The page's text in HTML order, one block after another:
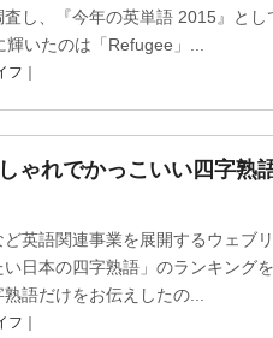
し、『今年の英単語 2015』とし
いたのは「Refugee」...
フ｜
ゃれでかっこいい四字熟
英語関連事業を展開するウェブ
日本の四字熟語」のランキング
語だけをお伝えしたの...
フ｜